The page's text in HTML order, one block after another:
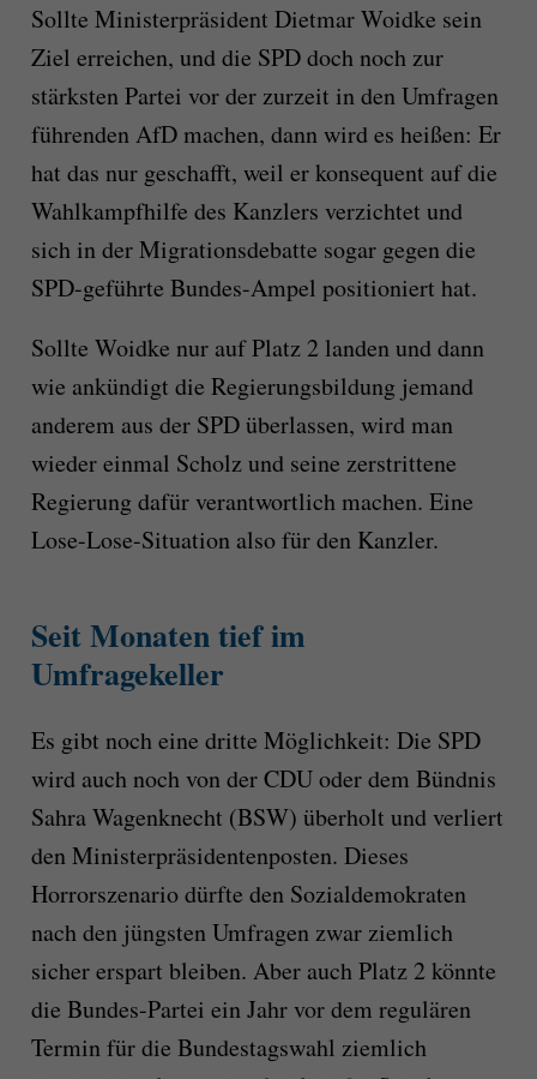
Sollte Ministerpräsident Dietmar Woidke sein
Ziel erreichen, und die SPD doch noch zur
stärksten Partei vor der zurzeit in den Umfragen
führenden AfD machen, dann wird es heißen: Er
hat das nur geschafft, weil er konsequent auf die
Wahlkampfhilfe des Kanzlers verzichtet und
sich in der Migrationsdebatte sogar gegen die
SPD-geführte Bundes-Ampel positioniert hat.
Sollte Woidke nur auf Platz 2 landen und dann
wie ankündigt die Regierungsbildung jemand
anderem aus der SPD überlassen, wird man
wieder einmal Scholz und seine zerstrittene
Regierung dafür verantwortlich machen. Eine
Lose-Lose-Situation also für den Kanzler.
Seit Monaten tief im
Umfragekeller
Es gibt noch eine dritte Möglichkeit: Die SPD
wird auch noch von der CDU oder dem Bündnis
Sahra Wagenknecht (BSW) überholt und verliert
den Ministerpräsidentenposten. Dieses
Horrorszenario dürfte den Sozialdemokraten
nach den jüngsten Umfragen zwar ziemlich
sicher erspart bleiben. Aber auch Platz 2 könnte
die Bundes-Partei ein Jahr vor dem regulären
Termin für die Bundestagswahl ziemlich